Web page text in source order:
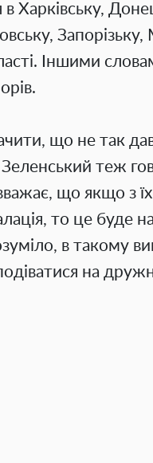
в Харківську,
Іншими
що не так
теж
що якщо з
то це буде
в такому
на